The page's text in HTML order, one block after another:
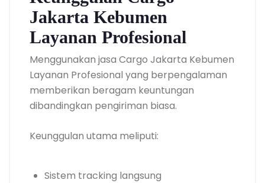
Jakarta Kebumen
Layanan Profesional
Menggunakan jasa Cargo Jakarta Kebumen
Layanan Profesional yang berpengalaman
memberikan beragam keuntungan
dibandingkan pengiriman biasa.
Keunggulan utama meliputi:
Sistem tracking langsung